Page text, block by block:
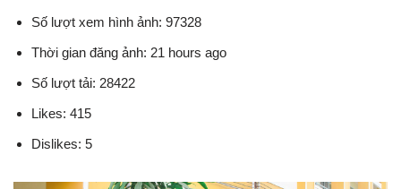
Số lượt xem hình ảnh: 97328
Thời gian đăng ảnh: 21 hours ago
Số lượt tải: 28422
Likes: 415
Dislikes: 5